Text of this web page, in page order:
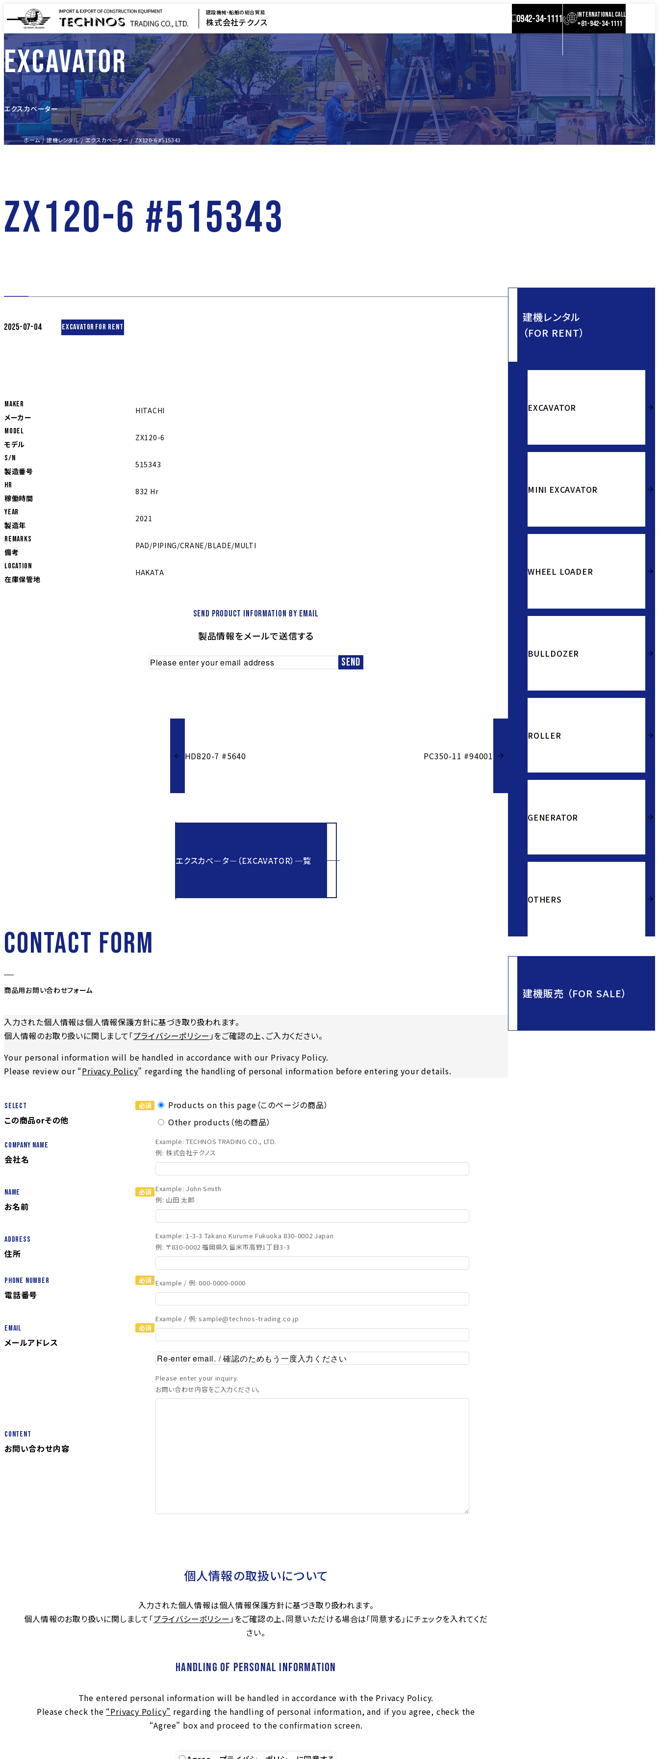
建設機械・船舶の総合貿易
株式会社テクノス 0942-34-1111 INTERNATIONAL CALL
+81-942-34-1111
EXCAVATOR
エクスカベーター
ホーム 建機レンタル エクスカベーター ZX120-6 #515343
ZX120-6 #515343
2025-07-04 EXCAVATOR FOR RENT
MAKER
メーカー
HITACHI
MODEL
モデル
ZX120-6
S/N
製造番号
515343
Hr
稼働時間
832 Hr
YEAR
製造年
2021
REMARKS
備考
PAD/PIPING/CRANE/BLADE/MULTI
LOCATION
在庫保管地
HAKATA
Send product information by email
製品情報をメールで送信する
HD820-7 #5640 PC350-11 #94001
エクスカベーター（EXCAVATOR）一覧
CONTACT FORM
商品用お問い合わせフォーム
入力された個人情報は個人情報保護方針に基づき取り扱われます。
個人情報のお取り扱いに関しまして「プライバシーポリシー」をご確認の上、ご入力ください。
Your personal information will be handled in accordance with our Privacy Policy.
Please review our “Privacy Policy” regarding the handling of personal information before entering your details.
Select
この商品orその他
Products on this page（このページの商品）
Other products（他の商品）
Company Name
会社名
Example: TECHNOS TRADING CO., LTD.
例: 株式会社テクノス
Name
お名前
Example: John Smith
例: 山田 太郎
Address
住所
Example: 1-3-3 Takano Kurume Fukuoka 830-0002 Japan
例: 〒830-0002 福岡県久留米市高野1丁目3-3
Phone Number
電話番号
Example / 例: 000-0000-0000
Email
メールアドレス
Example / 例: sample@technos-trading.co.jp
Content
お問い合わせ内容
Please enter your inquiry.
お問い合わせ内容をご入力ください。
個人情報の取扱いについて
入力された個人情報は個人情報保護方針に基づき取り扱われます。
個人情報のお取り扱いに関しまして「プライバシーポリシー」をご確認の上、同意いただける場合は「同意する」にチェックを入れてくだ
さい。
Handling of Personal Information
The entered personal information will be handled in accordance with the Privacy Policy.
Please check the “Privacy Policy” regarding the handling of personal information, and if you agree, check the
“Agree” box and proceed to the confirmation screen.
建機レンタル
（FOR RENT）
EXCAVATOR
MINI EXCAVATOR
WHEEL LOADER
BULLDOZER
ROLLER
GENERATOR
OTHERS
建機販売 （FOR SALE）